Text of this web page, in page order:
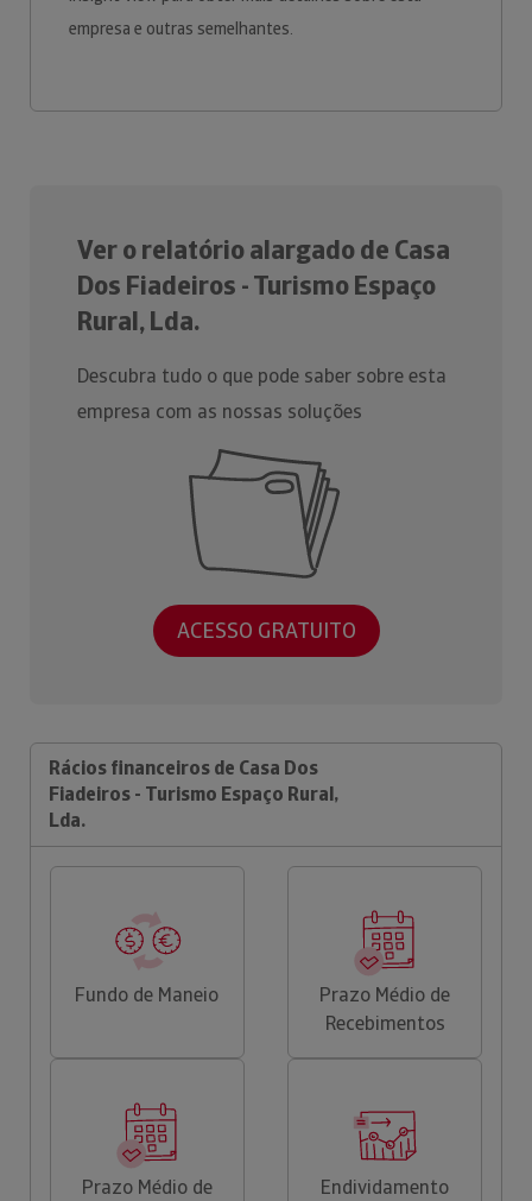
empresa e outras semelhantes.
Ver o relatório alargado de Casa
Dos Fiadeiros - Turismo Espaço
Rural, Lda.
Descubra tudo o que pode saber sobre esta
empresa com as nossas soluções
ACESSO GRATUITO
Rácios financeiros de Casa Dos
Fiadeiros - Turismo Espaço Rural,
Lda.
Fundo de Maneio
Prazo Médio de
Recebimentos
Prazo Médio de
Endividamento